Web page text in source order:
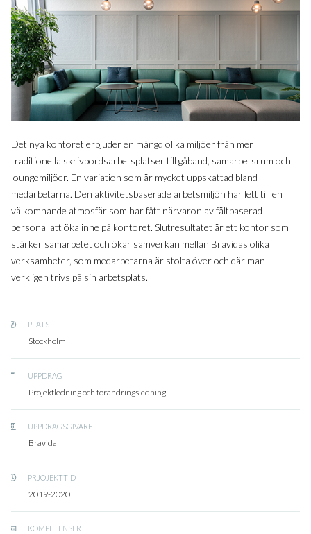
Det nya kontoret erbjuder en mängd olika miljöer från mer
traditionella skrivbordsarbetsplatser till gåband, samarbetsrum och
loungemiljöer. En variation som är mycket uppskattad bland
medarbetarna. Den aktivitetsbaserade arbetsmiljön har lett till en
välkomnande atmosfär som har fått närvaron av fältbaserad
personal att öka inne på kontoret. Slutresultatet är ett kontor som
stärker samarbetet och ökar samverkan mellan Bravidas olika
verksamheter, som medarbetarna är stolta över och där man
verkligen trivs på sin arbetsplats.
PLATS
Stockholm
UPPDRAG
Projektledning och förändringsledning
UPPDRAGSGIVARE
Bravida
PRJOJEKTTID
2019-2020
KOMPETENSER